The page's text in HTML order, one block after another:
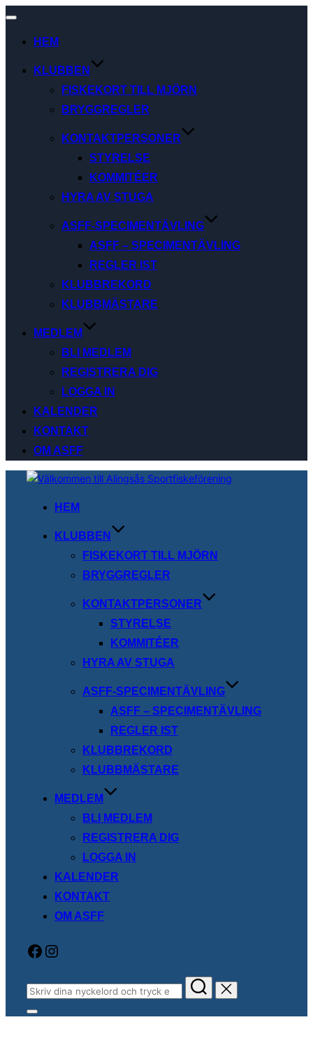
Slå
navigering
HEM
KLUBBEN
FISKEKORT TILL MJÖRN
BRYGGREGLER
KONTAKTPERSONER
STYRELSE
KOMMITÉER
HYRA AV STUGA
ASFF-SPECIMENTÄVLING
ASFF – SPECIMENTÄVLING
REGLER IST
KLUBBREKORD
KLUBBMÄSTARE
MEDLEM
BLI MEDLEM
REGISTRERA DIG
LOGGA IN
KALENDER
KONTAKT
OM ASFF
Hoppa
HEM
KLUBBEN
FISKEKORT TILL MJÖRN
BRYGGREGLER
KONTAKTPERSONER
STYRELSE
KOMMITÉER
HYRA AV STUGA
ASFF-SPECIMENTÄVLING
ASFF – SPECIMENTÄVLING
REGLER IST
KLUBBREKORD
KLUBBMÄSTARE
MEDLEM
BLI MEDLEM
REGISTRERA DIG
LOGGA IN
KALENDER
KONTAKT
OM ASFF
Facebook
Instagram
Sök
efter:
Slå